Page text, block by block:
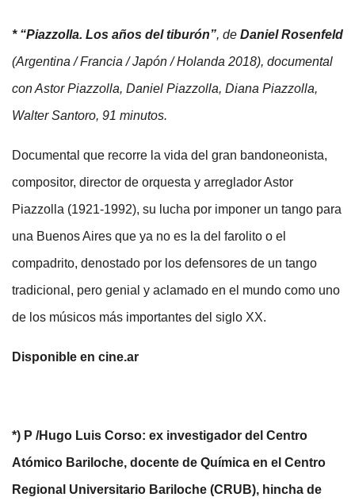
* “Piazzolla. Los años del tiburón”, de Daniel Rosenfeld
(Argentina / Francia / Japón / Holanda 2018), documental
con Astor Piazzolla, Daniel Piazzolla, Diana Piazzolla,
Walter Santoro, 91 minutos.
Documental que recorre la vida del gran bandoneonista,
compositor, director de orquesta y arreglador Astor
Piazzolla (1921-1992), su lucha por imponer un tango para
una Buenos Aires que ya no es la del farolito o el
compadrito, denostado por los defensores de un tango
tradicional, pero genial y aclamado en el mundo como uno
de los músicos más importantes del siglo XX.
Disponible en cine.ar
*) P /Hugo Luis Corso: ex investigador del Centro
Atómico Bariloche, docente de Química en el Centro
Regional Universitario Bariloche (CRUB), hincha de